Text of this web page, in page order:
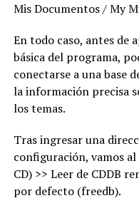
Mis Documentos / My
En todo caso, antes de
básica del programa,
conectarse a una base
la información precisa
los temas.
Tras ingresar una
configuración, vamos al
CD) >> Leer de CDDB
por defecto (freedb).